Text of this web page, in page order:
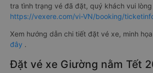
tra tình trạng vé đã đặt, quý khách vui
https://vexere.com/vi-VN/booking/
Xem hướng dẫn chi tiết đặt vé xe, minh
đây .
Đặt vé xe Giường nằm Tết